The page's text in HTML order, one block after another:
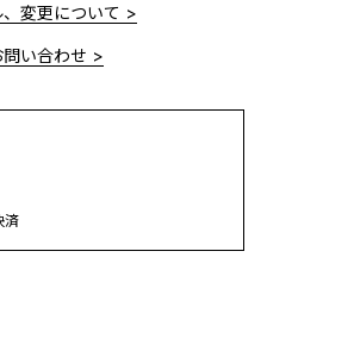
変更について >
い合わせ >
済